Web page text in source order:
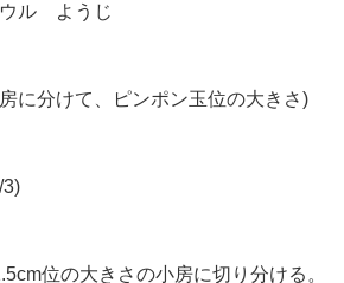
ル ようじ
に分けて、ピンポン玉位の大きさ)
位の大きさの小房に切り分ける。